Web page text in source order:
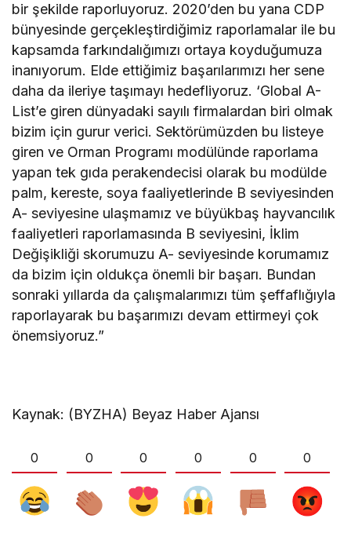
bir şekilde raporluyoruz. 2020’den bu yana CDP
bünyesinde gerçekleştirdiğimiz raporlamalar ile bu
kapsamda farkındalığımızı ortaya koyduğumuza
inanıyorum. Elde ettiğimiz başarılarımızı her sene
daha da ileriye taşımayı hedefliyoruz. ‘Global A-
List’e giren dünyadaki sayılı firmalardan biri olmak
bizim için gurur verici. Sektörümüzden bu listeye
giren ve Orman Programı modülünde raporlama
yapan tek gıda perakendecisi olarak bu modülde
palm, kereste, soya faaliyetlerinde B seviyesinden
A- seviyesine ulaşmamız ve büyükbaş hayvancılık
faaliyetleri raporlamasında B seviyesini, İklim
Değişikliği skorumuzu A- seviyesinde korumamız
da bizim için oldukça önemli bir başarı. Bundan
sonraki yıllarda da çalışmalarımızı tüm şeffaflığıyla
raporlayarak bu başarımızı devam ettirmeyi çok
önemsiyoruz.”
Kaynak: (BYZHA) Beyaz Haber Ajansı
0 0 0 0 0 0